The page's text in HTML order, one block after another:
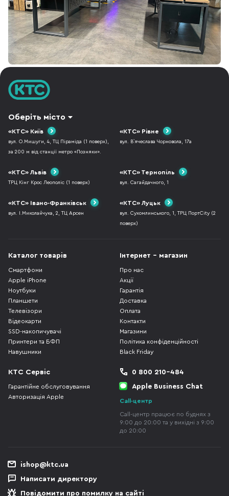
Нещодавно переглянуті
Оберіть місто
«КТС» Київ
вул. О.Мишуги, 4, ТЦ Піраміда (1 поверх),
за 200 м від станції метро «Позняки».
«КТС» Рівне
вул. В`ячеслава Чорновола, 17а
«КТС» Львів
ТРЦ Кінг Крос Леополіс (1 поверх)
«КТС» Тернопіль
вул. Сагайдачного, 1
«КТС» Івано-Франківськ
вул. І.Миколайчука, 2, ТЦ Арсен
«КТС» Луцьк
вул. Сухомлинського, 1, ТРЦ ПортCity (2
поверх)
Каталог товарів
Смартфони
Apple iPhone
Ноутбуки
Планшети
Телевізори
Відеокарти
SSD-накопичувачі
Принтери та БФП
Навушники
Інтернет - магазин
Про нас
Акції
Гарантія
Доставка
Оплата
Контакти
Магазини
Політика конфіденційності
Black Friday
КТС Сервіс
Гарантійне обслуговування
Авторизація Apple
0 800 210-484
Apple Business Chat
Call-центр
Call-центр працює по буднях з
9:00 до 20:00 та у вихідні з 9:00
до 20:00
ishop@ktc.ua
Написати директору
Повідомити про помилку на сайті